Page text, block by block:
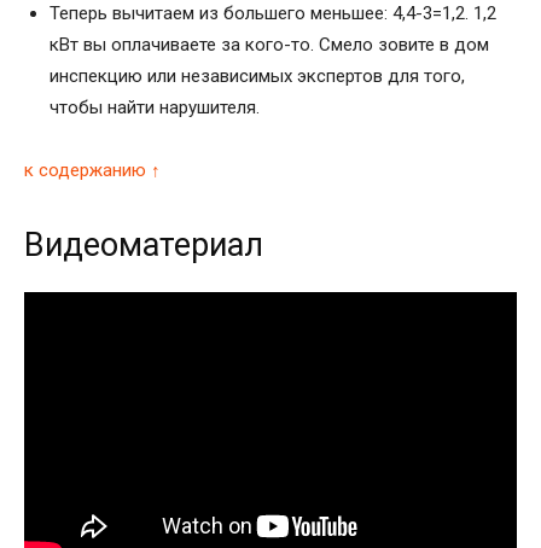
Теперь вычитаем из большего меньшее: 4,4-3=1,2. 1,2
кВт вы оплачиваете за кого-то. Смело зовите в дом
инспекцию или независимых экспертов для того,
чтобы найти нарушителя.
к содержанию ↑
Видеоматериал